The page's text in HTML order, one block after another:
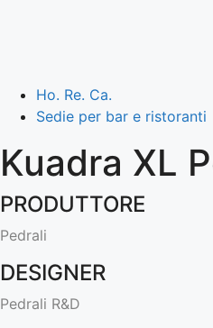
Ho. Re. Ca.
Sedie per bar e ristoranti
Kuadra XL
PRODUTTORE
Pedrali
DESIGNER
Pedrali R&D